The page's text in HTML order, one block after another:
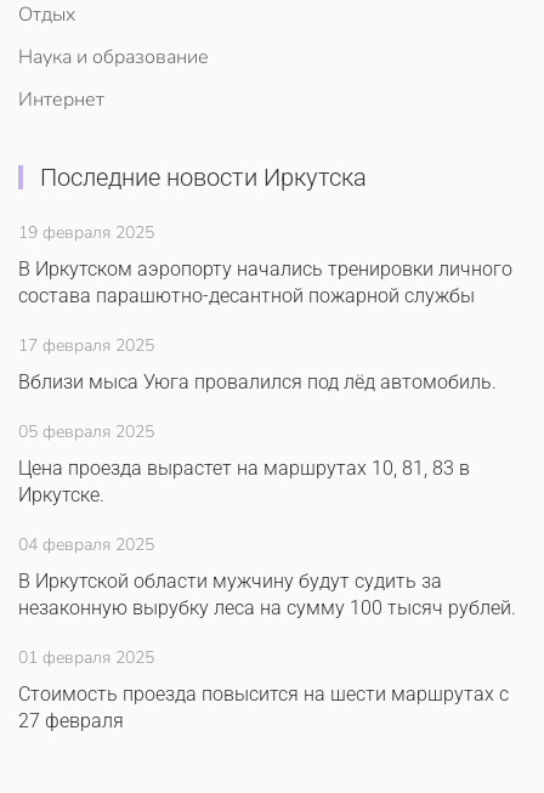
Отдых
Наука и образование
Интернет
Последние новости Иркутска
19 февраля 2025
В Иркутском аэропорту начались тренировки личного
состава парашютно-десантной пожарной службы
17 февраля 2025
Вблизи мыса Уюга провалился под лёд автомобиль.
05 февраля 2025
Цена проезда вырастет на маршрутах 10, 81, 83 в
Иркутске.
04 февраля 2025
В Иркутской области мужчину будут судить за
незаконную вырубку леса на сумму 100 тысяч рублей.
01 февраля 2025
Стоимость проезда повысится на шести маршрутах с
27 февраля